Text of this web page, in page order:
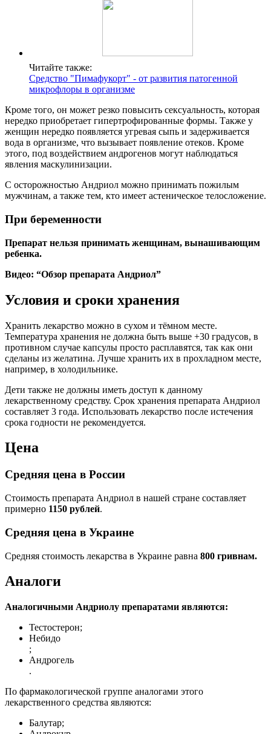
Читайте также:
Средство "Пимафукорт" - от развития патогенной
микрофлоры в организме
Кроме того, он может резко повысить сексуальность, которая
нередко приобретает гипертрофированные формы. Также у
женщин нередко появляется угревая сыпь и задерживается
вода в организме, что вызывает появление отеков. Кроме
этого, под воздействием андрогенов могут наблюдаться
явления маскулинизации.
С осторожностью Андриол можно принимать пожилым
мужчинам, а также тем, кто имеет астеническое телосложение.
При беременности
Препарат нельзя принимать женщинам, вынашивающим
ребенка.
Видео: “Обзор препарата Андриол”
Условия и сроки хранения
Хранить лекарство можно в сухом и тёмном месте.
Температура хранения не должна быть выше +30 градусов, в
противном случае капсулы просто расплавятся, так как они
сделаны из желатина. Лучше хранить их в прохладном месте,
например, в холодильнике.
Дети также не должны иметь доступ к данному
лекарственному средству. Срок хранения препарата Андриол
составляет 3 года. Использовать лекарство после истечения
срока годности не рекомендуется.
Цена
Средняя цена в России
Стоимость препарата Андриол в нашей стране составляет
примерно 1150 рублей.
Средняя цена в Украине
Средняя стоимость лекарства в Украине равна 800 гривнам.
Аналоги
Аналогичными Андриолу препаратами являются:
Тестостерон;
Небидо
;
Андрогель
.
По фармакологической группе аналогами этого
лекарственного средства являются:
Балутар;